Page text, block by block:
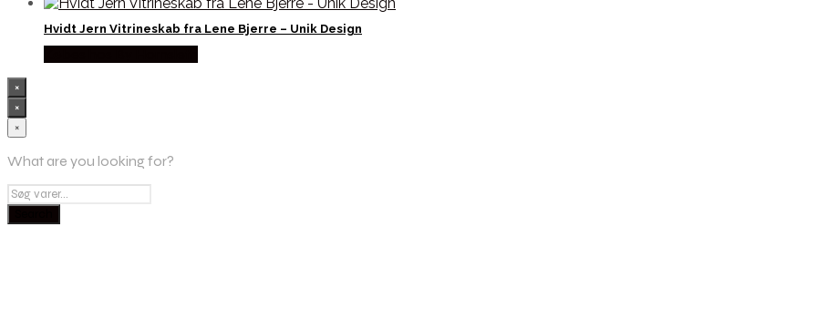
Hvidt Jern Vitrineskab fra Lene Bjerre – Unik Design
×
×
×
What are you looking for?